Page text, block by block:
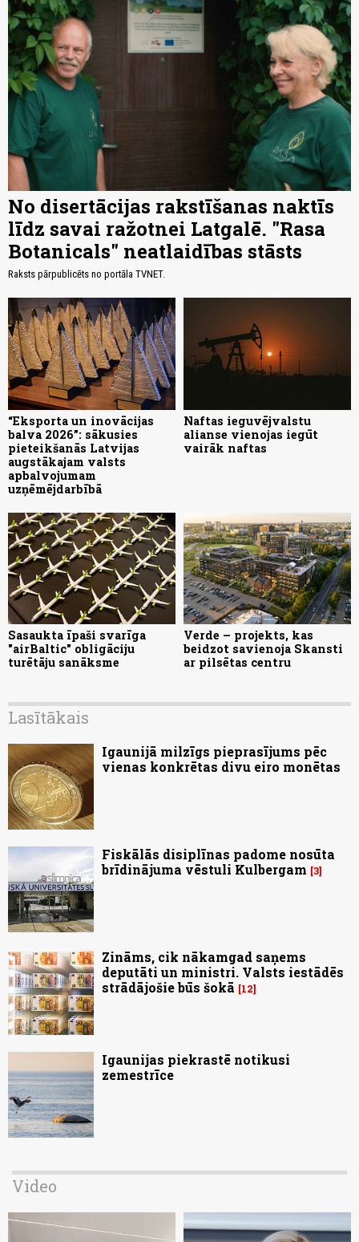
No disertācijas rakstīšanas naktīs
līdz savai ražotnei Latgalē. "Rasa
Botanicals" neatlaidības stāsts
Raksts pārpublicēts no portāla TVNET.
“Eksporta un inovācijas
balva 2026”: sākusies
pieteikšanās Latvijas
augstākajam valsts
apbalvojumam
uzņēmējdarbībā
Naftas ieguvējvalstu
alianse vienojas iegūt
vairāk naftas
Sasaukta īpaši svarīga
"airBaltic" obligāciju
turētāju sanāksme
Verde – projekts, kas
beidzot savienoja Skansti
ar pilsētas centru
Lasītākais
Igaunijā milzīgs pieprasījums pēc
vienas konkrētas divu eiro monētas
Fiskālās disiplīnas padome nosūta
brīdinājuma vēstuli Kulbergam 3
Zināms, cik nākamgad saņems
deputāti un ministri. Valsts iestādēs
strādājošie būs šokā
12
Igaunijas piekrastē notikusi
zemestrīce
Video